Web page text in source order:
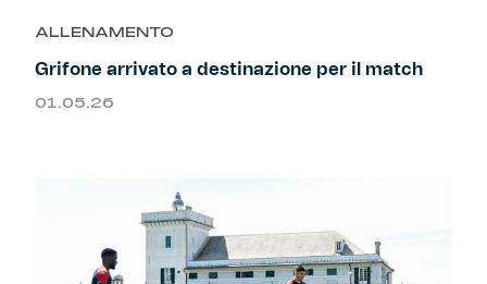
ALLENAMENTO
Grifone arrivato a destinazione per il match
01.05.26